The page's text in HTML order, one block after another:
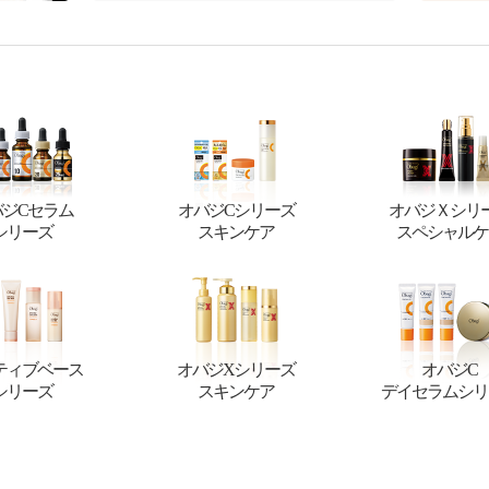
Cセラム
リーズ
オバジCシリーズ
スキンケア
オバジＸシリ
スペシャル
ィブベース
リーズ
オバジXシリーズ
スキンケア
オバジC
デイセラムシ